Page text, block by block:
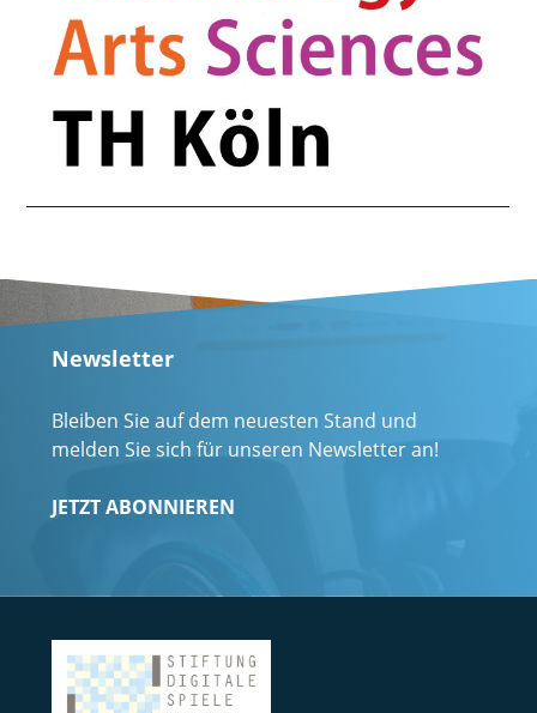
Newsletter
Bleiben Sie auf dem neuesten Stand und
melden Sie sich für unseren Newsletter an!
JETZT ABONNIEREN